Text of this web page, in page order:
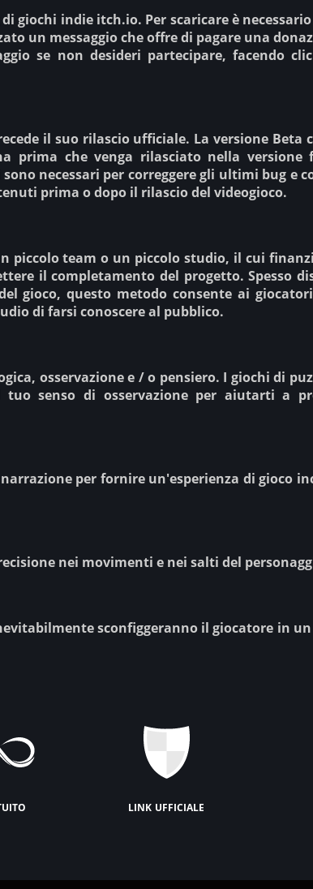
giochi indie itch.io. Per scaricare è
un messaggio che offre di pagare una
se non desideri partecipare, facendo
il suo rilascio ufficiale. La versione Beta
prima che venga rilasciato nella versione
necessari per correggere gli ultimi bug e
prima o dopo il rilascio del videogioco.
piccolo team o un piccolo studio, il cui
il completamento del progetto. Spesso
gioco, questo metodo consente ai
di farsi conoscere al pubblico.
osservazione e / o pensiero. I giochi di
senso di osservazione per aiutarti a
per fornire un'esperienza di gioco
nei movimenti e nei salti del
sconfiggeranno il giocatore in
link ufficiale